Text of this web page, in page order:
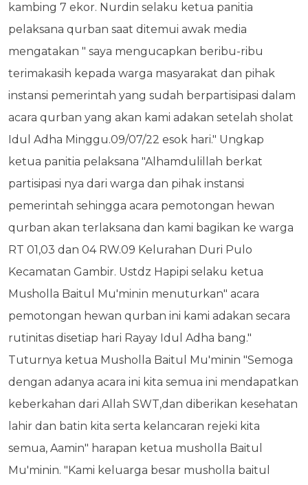
kambing 7 ekor. Nurdin selaku ketua panitia
pelaksana qurban saat ditemui awak media
mengatakan " saya mengucapkan beribu-ribu
terimakasih kepada warga masyarakat dan pihak
instansi pemerintah yang sudah berpartisipasi dalam
acara qurban yang akan kami adakan setelah sholat
Idul Adha Minggu.09/07/22 esok hari." Ungkap
ketua panitia pelaksana "Alhamdulillah berkat
partisipasi nya dari warga dan pihak instansi
pemerintah sehingga acara pemotongan hewan
qurban akan terlaksana dan kami bagikan ke warga
RT 01,03 dan 04 RW.09 Kelurahan Duri Pulo
Kecamatan Gambir. Ustdz Hapipi selaku ketua
Musholla Baitul Mu'minin menuturkan" acara
pemotongan hewan qurban ini kami adakan secara
rutinitas disetiap hari Rayay Idul Adha bang."
Tuturnya ketua Musholla Baitul Mu'minin "Semoga
dengan adanya acara ini kita semua ini mendapatkan
keberkahan dari Allah SWT,dan diberikan kesehatan
lahir dan batin kita serta kelancaran rejeki kita
semua, Aamin" harapan ketua musholla Baitul
Mu'minin. "Kami keluarga besar musholla baitul